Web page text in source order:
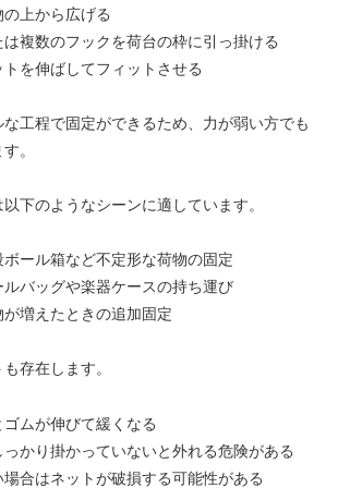
の上から広げる
は複数のフックを荷台の枠に引っ掛ける
トを伸ばしてフィットさせる
工程で固定ができるため、力が弱い方でも
。
下のようなシーンに適しています。
ボール箱など不定形な荷物の固定
ルバッグや楽器ケースの持ち運び
が増えたときの追加固定
存在します。
ゴムが伸びて緩くなる
っかり掛かっていないと外れる危険がある
場合はネットが破損する可能性がある